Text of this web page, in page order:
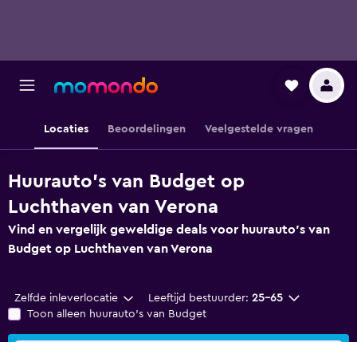
Locaties Beoordelingen Veelgestelde vragen
Huurauto's van Budget op
Luchthaven van Verona
Vind en vergelijk geweldige deals voor huurauto's van
Budget op Luchthaven van Verona
Zelfde inleverlocatie Leeftijd bestuurder: 25-65
Toon alleen huurauto's van Budget